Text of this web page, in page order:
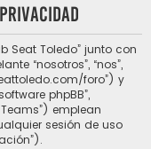
Seat Toledo” junto con
“nosotros”, “nos”,
foro”) y
phpBB”,
Teams”) emplean
sesión de uso